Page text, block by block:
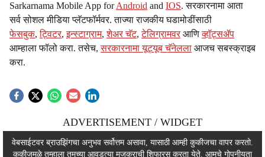
Sarkarnama Mobile App forAndroid and IOS. सरकारनामा आता
सर्व सोशल मीडिया प्लॅटफॉर्मवर. ताज्या राजकीय घडामोडींसाठी
फेसबुक,ट्विटर,इन्स्टाग्राम,शेअर चॅट,टेलिग्रामवर आणिव्हॉट्सॲप
आम्हाला फॉलो करा. तसेच,सरकारनामा यूट्यूब चॅनेलला आजच सबस्क्राइब
करा.
ADVERTISEMENT / WIDGET
ADVERTISEMENT / WIDGET
वेबसाईटवर ब्राउझिंगचा अनुभव सर्वोत्तम असावा, यासाठी आम्ही कुकीजचा वापर करतो.
कुकीजमुळे तुम्हाला तुमच्या आवडत्या मजकुराची शिफारस करता येते. आमचे गोपनीयता